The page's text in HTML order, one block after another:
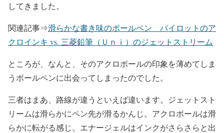
してきました。
関連記事⇒滑らかな書き味のボールペン パイロットのア
クロインキ vs. 三菱鉛筆（Ｕｎｉ）のジェットストリーム
ところが、なんと、そのアクロボールの印象を薄めてしま
うボールペンに出会ってしまったのでした。
三者はまあ、路線が違うといえば違います。ジェットスト
リームは滑らかにペン先が滑るかんじ。アクロボールは滑
らかに転がる感じ。エナージェルはインクがさらさらと出